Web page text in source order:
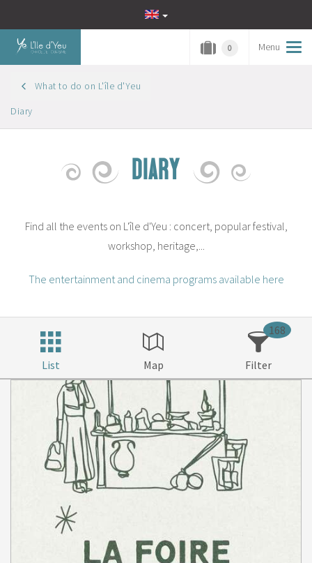
Menu
0
What to do on L'île d'Yeu
Diary
DIARY
Find all the events on L'île d'Yeu : concert, popular festival,
workshop, heritage,...
The entertainment and cinema programs available here
List Map Filter
168